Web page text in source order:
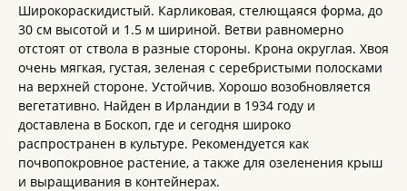
Широкораскидистый. Карликовая, стелющаяся форма, до
30 см высотой и 1.5 м шириной. Ветви равномерно
отстоят от ствола в разные стороны. Крона округлая. Хвоя
очень мягкая, густая, зеленая с серебристыми полосками
на верхней стороне. Устойчив. Хорошо возобновляется
вегетативно. Найден в Ирландии в 1934 году и
доставлена в Боскоп, где и сегодня широко
распространен в культуре. Рекомендуется как
почвопокровное растение, а также для озеленения крыш
и выращивания в контейнерах.